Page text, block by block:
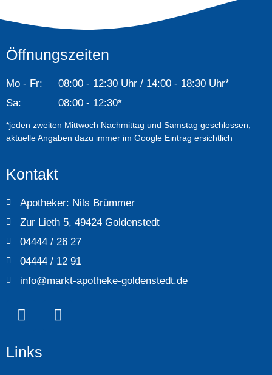
Öffnungszeiten
Mo - Fr:
Sa:
08:00 - 12:30 Uhr / 14:00 - 18:30 Uhr*
08:00 - 12:30*
*jeden zweiten Mittwoch Nachmittag und Samstag geschlossen,
aktuelle Angaben dazu immer im Google Eintrag ersichtlich
Kontakt
Apotheker: Nils Brümmer
Zur Lieth 5, 49424 Goldenstedt
04444 / 26 27
04444 / 12 91
info@markt-apotheke-goldenstedt.de
Links